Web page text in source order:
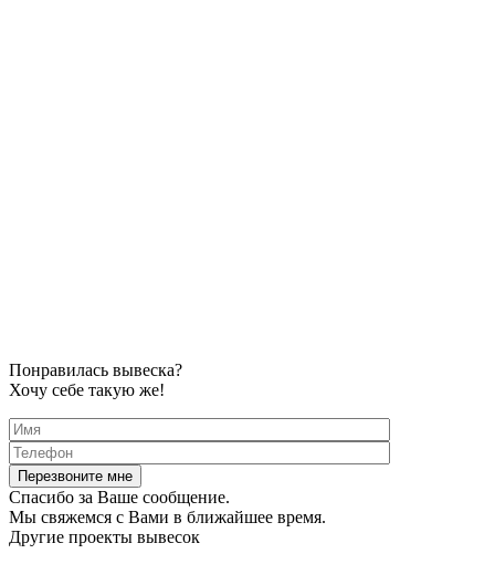
Понравилась вывеска?
Хочу себе такую же!
Спасибо за Ваше сообщение.
Мы свяжемся с Вами в ближайшее время.
Другие проекты вывесок